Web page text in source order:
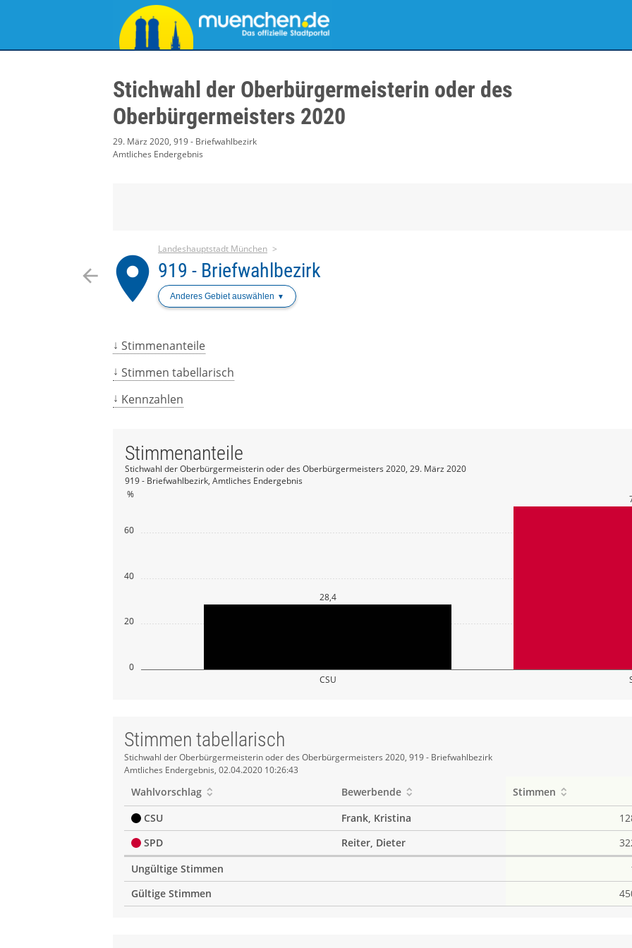
Stichwahl der Oberbürgermeisterin oder des
Oberbürgermeisters 2020
29. März 2020, 919 - Briefwahlbezirk
Amtliches Endergebnis
arrow_back place
Landeshauptstadt München
919 - Briefwahlbezirk
Anderes Gebiet auswählen
Stimmenanteile
Stimmen tabellarisch
Kennzahlen
0
20
40
60
%
CSU
28,4
Stimmenanteile
Stichwahl der Oberbürgermeisterin oder des Oberbürgermeisters 2020, 29. März 2020
919 - Briefwahlbezirk, Amtliches Endergebnis
Stimmen tabellarisch
Stimmen
tabellarisch
Stichwahl der Oberbürgermeisterin oder des Oberbürgermeisters 2020, 919 - Briefwahlbezirk
Amtliches Endergebnis, 02.04.2020 10:26:43
Wahlvorschlag Bewerbende Stimmen
CSU
Frank, Kristina
SPD
Reiter, Dieter
Ungültige Stimmen
Gültige Stimmen